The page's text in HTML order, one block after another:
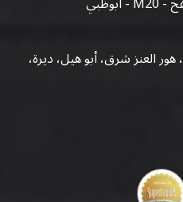
هور العنز شرق، أبو هيل، ديرة،